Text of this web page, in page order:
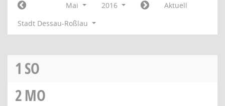
Mai 2016
Aktuell
Stadt Dessau-Roßlau
1 SO
2MO